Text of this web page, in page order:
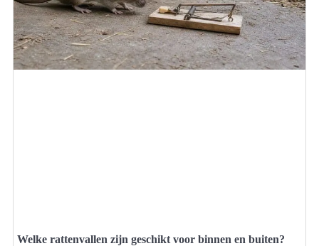
Welke rattenvallen zijn geschikt voor binnen en buiten?